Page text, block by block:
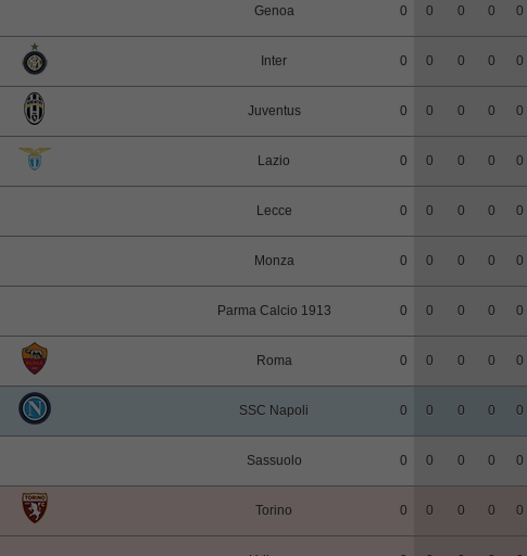
Genoa 0 0 0 0 0
Inter 0 0 0 0 0
Juventus 0 0 0 0 0
Lazio 0 0 0 0 0
Lecce 0 0 0 0 0
Monza 0 0 0 0 0
Parma Calcio 1913 0 0 0 0 0
Roma 0 0 0 0 0
SSC Napoli 0 0 0 0 0
Sassuolo 0 0 0 0 0
Torino 0 0 0 0 0